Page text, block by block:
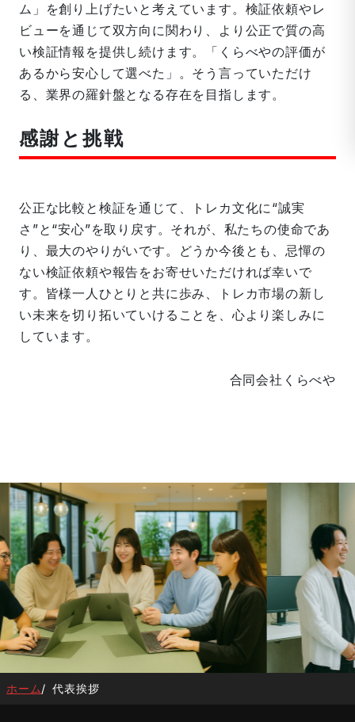
ム」を創り上げたいと考えています。検証依頼やレ
ビューを通じて双方向に関わり、より公正で質の高
い検証情報を提供し続けます。「くらべやの評価が
あるから安心して選べた」。そう言っていただけ
る、業界の羅針盤となる存在を目指します。
感謝と挑戦
公正な比較と検証を通じて、トレカ文化に“誠実
さ”と“安心”を取り戻す。それが、私たちの使命であ
り、最大のやりがいです。どうか今後とも、忌憚の
ない検証依頼や報告をお寄せいただければ幸いで
す。皆様一人ひとりと共に歩み、トレカ市場の新し
い未来を切り拓いていけることを、心より楽しみに
しています。
合同会社くらべや
ホーム 代表挨拶